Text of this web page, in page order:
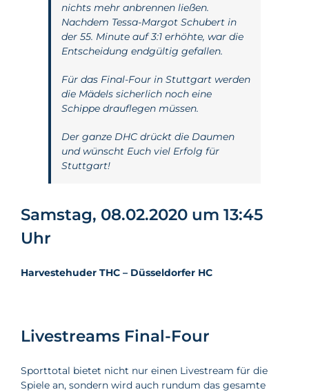
nichts mehr anbrennen ließen.
Nachdem Tessa-Margot Schubert in
der 55. Minute auf 3:1 erhöhte, war die
Entscheidung endgültig gefallen.
Für das Final-Four in Stuttgart werden
die Mädels sicherlich noch eine
Schippe drauflegen müssen.
Der ganze DHC drückt die Daumen
und wünscht Euch viel Erfolg für
Stuttgart!
Samstag, 08.02.2020 um 13:45
Uhr
Harvestehuder THC – Düsseldorfer HC
Livestreams Final-Four
Sporttotal bietet nicht nur einen Livestream für die
Spiele an, sondern wird auch rundum das gesamte